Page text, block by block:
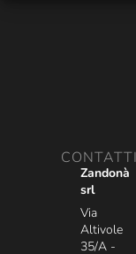
CONTATTI
Zandonà
srl
Via
Altivole
35/A -